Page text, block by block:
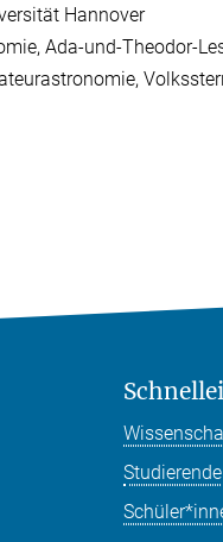
Hannover
Ada-und-Theodor-
Studierende